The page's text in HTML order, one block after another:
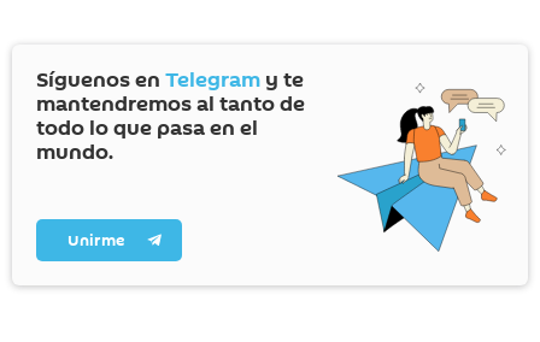
Síguenos en Telegram y te
mantendremos al tanto de
todo lo que pasa en el
mundo.
Unirme